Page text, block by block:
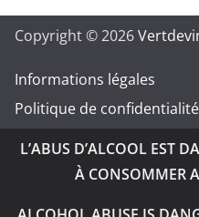
Copyright © 2026
Informations légales
Politique de confidentialité
L’ABUS D’ALCOOL EST
À CONSOMMER